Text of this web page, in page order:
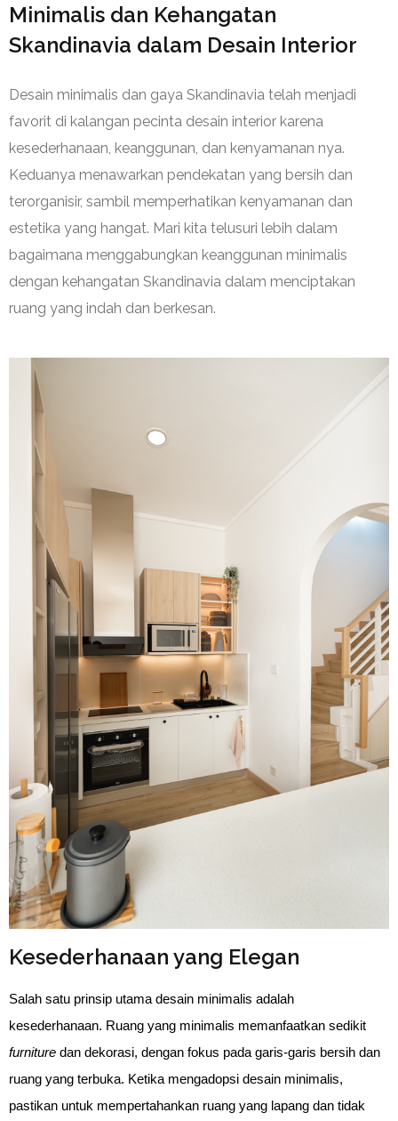
Minimalis dan Kehangatan
Skandinavia dalam Desain Interior
Desain minimalis dan gaya Skandinavia telah menjadi
favorit di kalangan pecinta desain interior karena
kesederhanaan, keanggunan, dan kenyamanan nya.
Keduanya menawarkan pendekatan yang bersih dan
terorganisir, sambil memperhatikan kenyamanan dan
estetika yang hangat. Mari kita telusuri lebih dalam
bagaimana menggabungkan keanggunan minimalis
dengan kehangatan Skandinavia dalam menciptakan
ruang yang indah dan berkesan.
Kesederhanaan yang Elegan
Salah satu prinsip utama desain minimalis adalah
furniture dan dekorasi, dengan fokus pada garis-garis bersih dan
ruang yang terbuka. Ketika mengadopsi desain minimalis,
pastikan untuk mempertahankan ruang yang lapang dan tidak